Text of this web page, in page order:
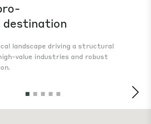
destination
landscape driving a structural
value industries and robust